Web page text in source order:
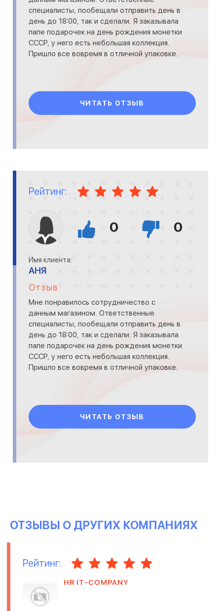
специалисты, пообещали отправить день в
день до 18:00, так и сделали. Я заказывала
папе подарочек на день рождения монетки
СССР, у него есть небольшая коллекция.
Пришло все вовремя в отличной упаковке.
ЧИТАТЬ ОТЗЫВ
Рейтинг:
0 0
Имя клиента:
АНЯ
Отзыв
Мне понравилось сотрудничество с
данным магазином. Ответственные
специалисты, пообещали отправить день в
день до 18:00, так и сделали. Я заказывала
папе подарочек на день рождения монетки
СССР, у него есть небольшая коллекция.
Пришло все вовремя в отличной упаковке.
ЧИТАТЬ ОТЗЫВ
ОТЗЫВЫ О ДРУГИХ КОМПАНИЯХ
Рейтинг:
HR IT-COMPANY